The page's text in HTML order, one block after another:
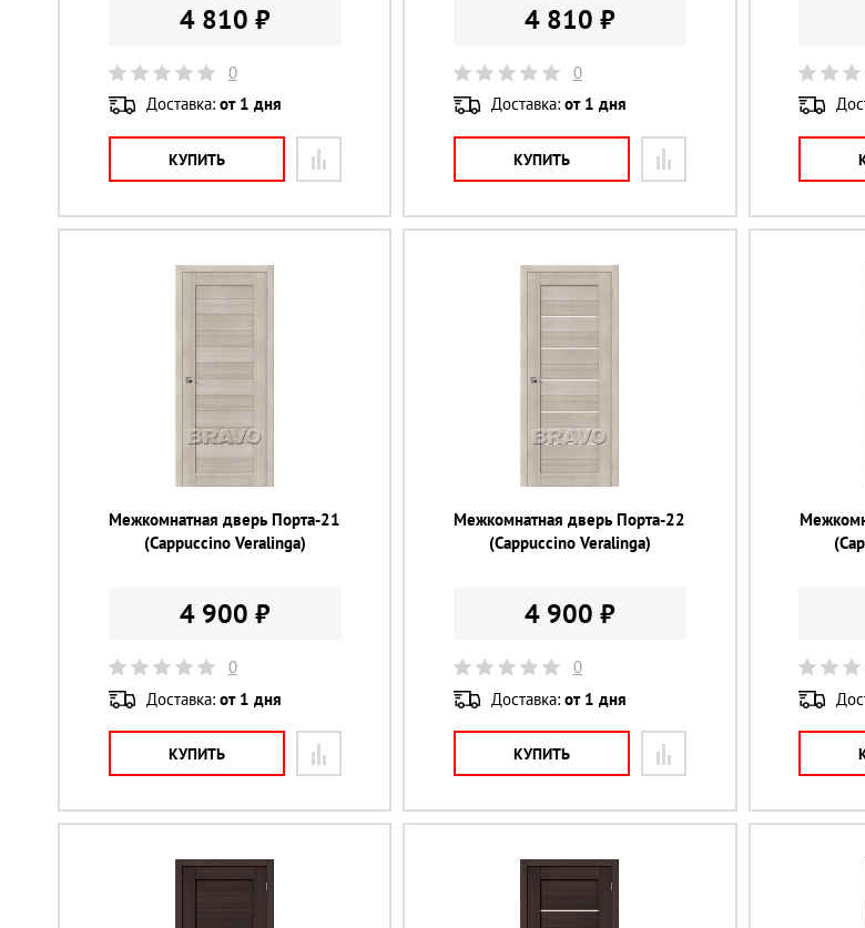
4 810 ₽
0
Доставка: от 1 дня
КУПИТЬ
4 810 ₽
0
Доставка: от 1 дня
КУПИТЬ
Межкомнатная дверь Порта-21
(Cappuccino Veralinga)
4 900 ₽
0
Доставка: от 1 дня
КУПИТЬ
Межкомнатная дверь Порта-22
(Cappuccino Veralinga)
4 900 ₽
0
Доставка: от 1 дня
КУПИТЬ